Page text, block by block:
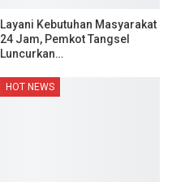
Layani Kebutuhan Masyarakat
24 Jam, Pemkot Tangsel
Luncurkan…
HOT NEWS